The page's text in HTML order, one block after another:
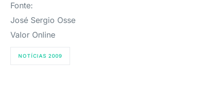
Fonte:
José Sergio Osse
Valor Online
NOTÍCIAS 2009